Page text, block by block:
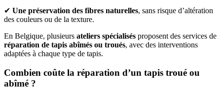
✔ Une préservation des fibres naturelles, sans risque d’altération
des couleurs ou de la texture.
En Belgique, plusieurs ateliers spécialisés proposent des services de
réparation de tapis abîmés ou troués, avec des interventions
adaptées à chaque type de tapis.
Combien coûte la réparation d’un tapis troué ou
abîmé ?